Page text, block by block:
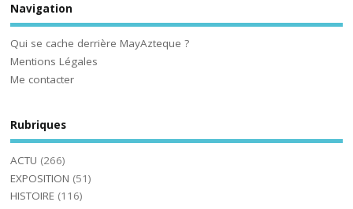
Navigation
Qui se cache derrière MayAzteque ?
Mentions Légales
Me contacter
Rubriques
ACTU (266)
EXPOSITION (51)
HISTOIRE (116)